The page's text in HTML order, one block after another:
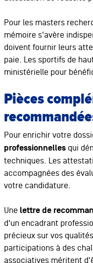
Pour les masters
mémoire s'avère
doivent fournir leurs
paie. Les sportifs de
ministérielle pour
Pièces
Pour enrichir votre
professionnellesqui
techniques. Les
accompagnées des
votre candidature.
Une lettre de
d'un encadrant
précieux sur vos
participations à des
associatives méritent